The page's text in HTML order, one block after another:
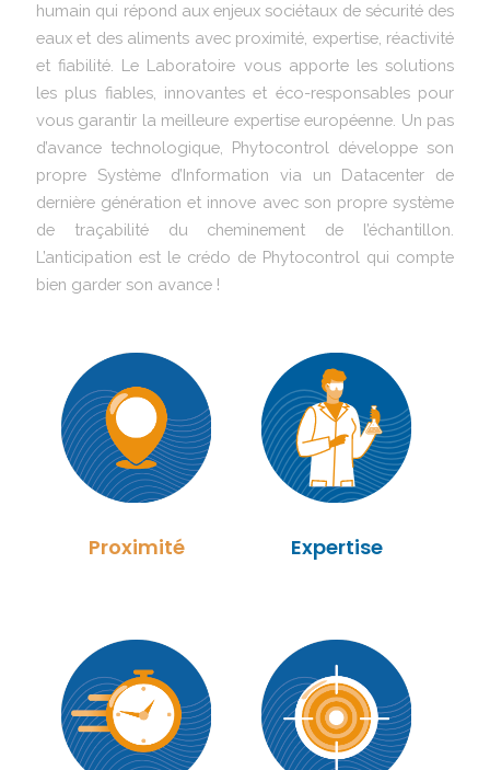
humain qui répond aux enjeux sociétaux de sécurité des
eaux et des aliments avec proximité, expertise, réactivité
et fiabilité. Le Laboratoire vous apporte les solutions
les plus fiables, innovantes et éco-responsables pour
vous garantir la meilleure expertise européenne. Un pas
d’avance technologique, Phytocontrol développe son
propre Système d’Information via un Datacenter de
dernière génération et innove avec son propre système
de traçabilité du cheminement de l’échantillon.
L’anticipation est le crédo de Phytocontrol qui compte
bien garder son avance !
Proximité Expertise